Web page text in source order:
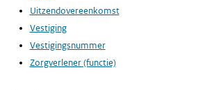
Uitzendovereenkomst
Vestiging
Vestigingsnummer
Zorgverlener (functie)